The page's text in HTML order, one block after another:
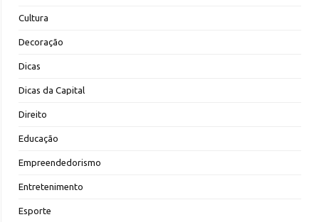
Cultura
Decoração
Dicas
Dicas da Capital
Direito
Educação
Empreendedorismo
Entretenimento
Esporte